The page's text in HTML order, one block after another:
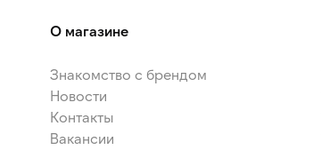
О магазине
Знакомство с брендом
Новости
Контакты
Вакансии